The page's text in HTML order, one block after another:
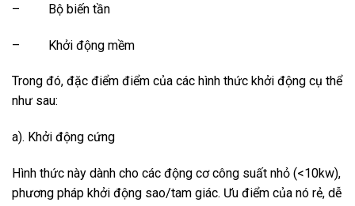
– Bộ biến tần
– Khởi động mềm
Trong đó, đặc điểm điểm của các hình thức khởi động cụ thể
như sau:
a). Khởi động cứng
Hình thức này dành cho các động cơ công suất nhỏ (<10kw),
phương pháp khởi động sao/tam giác. Ưu điểm của nó rẻ, dễ